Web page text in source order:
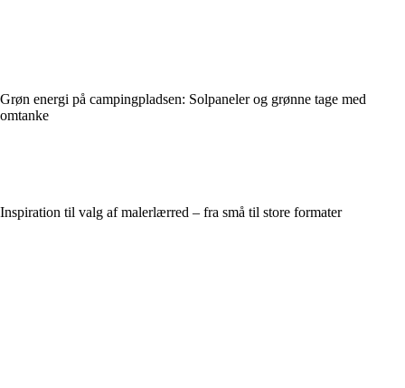
Grøn energi på campingpladsen: Solpaneler og grønne tage med
omtanke
Inspiration til valg af malerlærred – fra små til store formater